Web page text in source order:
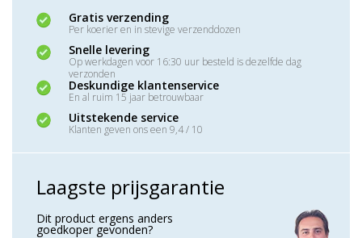
Gratis verzending
Per koerier en in stevige verzenddozen
Snelle levering
Op werkdagen voor 16:30 uur besteld is dezelfde dag
verzonden
Deskundige klantenservice
En al ruim 15 jaar betrouwbaar
Uitstekende service
Klanten geven ons een 9,4 / 10
Laagste prijsgarantie
Dit product ergens anders
goedkoper gevonden?